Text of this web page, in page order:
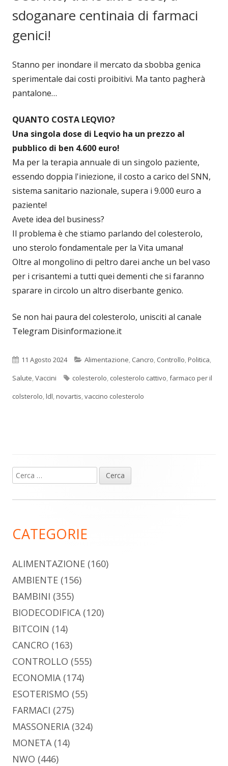
sdoganare centinaia di farmaci
genici!
Stanno per inondare il mercato da sbobba genica
sperimentale dai costi proibitivi. Ma tanto pagherà
pantalone…
QUANTO COSTA LEQVIO?
Una singola dose di Leqvio ha un prezzo al
pubblico di ben 4.600 euro!
Ma per la terapia annuale di un singolo paziente,
essendo doppia l'iniezione, il costo a carico del SNN,
sistema sanitario nazionale, supera i 9.000 euro a
paziente!
Avete idea del business?
Il problema è che stiamo parlando del colesterolo,
uno sterolo fondamentale per la Vita umana!
Oltre al mongolino di peltro darei anche un bel vaso
per i crisantemi a tutti quei dementi che si faranno
sparare in circolo un altro diserbante genico.
Se non hai paura del colesterolo, unisciti al canale
Telegram Disinformazione.it
Pubblicato
11 Agosto 2024 Categorie
Alimentazione Cancro Controllo Politica
Salute Vaccini Tag
colesterolo colesterolo cattivo farmaco per il
colsterolo ldl novartis vaccino colesterolo
Barra
laterale
Ricerca
per:
CATEGORIE
ALIMENTAZIONE (160)
AMBIENTE (156)
BAMBINI (355)
BIODECODIFICA(120)
BITCOIN (14)
CANCRO (163)
CONTROLLO (555)
ECONOMIA(174)
ESOTERISMO (55)
FARMACI (275)
MASSONERIA(324)
MONETA(14)
NWO (446)